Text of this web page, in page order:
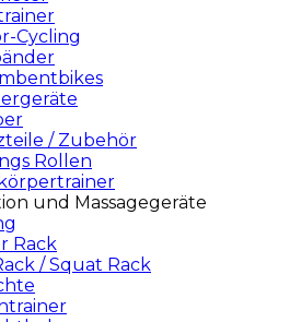
Cycling
/ Zubehör
Rollen
und Massagegeräte
Rack
/ Squat Rack